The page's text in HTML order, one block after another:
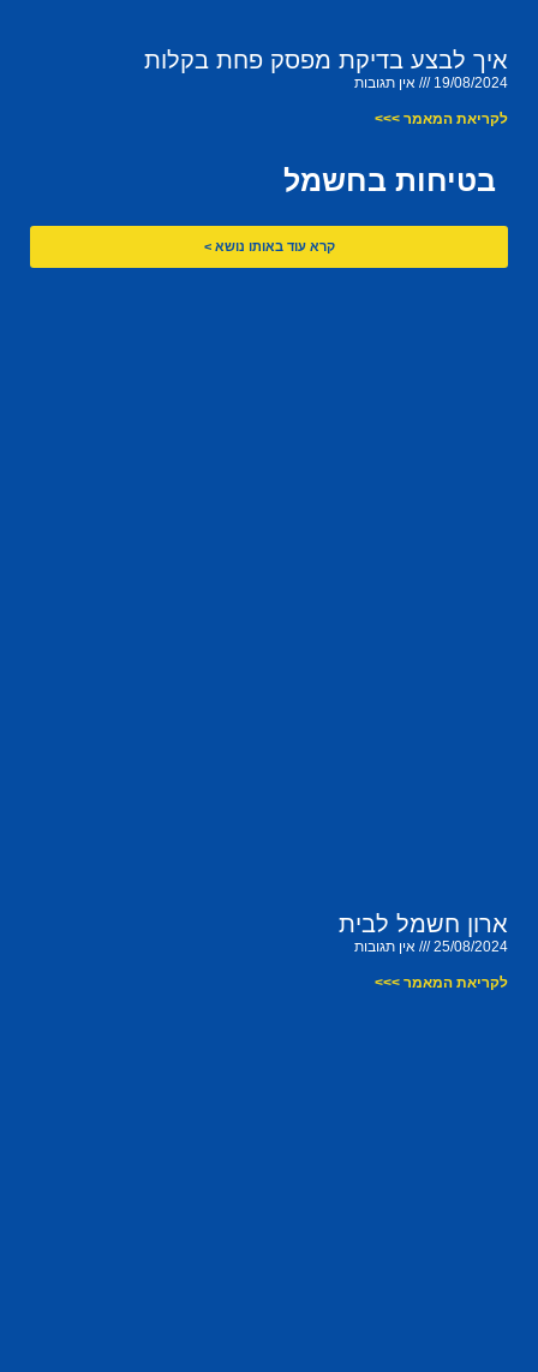
איך לבצע בדיקת מפסק פחת בקלות
19/08/2024 אין תגובות
לקריאת המאמר >>>
בטיחות בחשמל
קרא עוד באותו נושא >
ארון חשמל לבית
25/08/2024 אין תגובות
לקריאת המאמר >>>